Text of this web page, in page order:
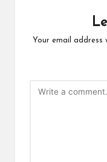
Your email address